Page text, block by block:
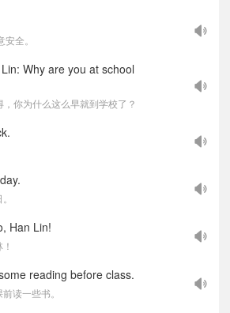
全。
Why are you at school
你为什么这么早就到学校了？
Han Lin!
reading before class.
读一些书。